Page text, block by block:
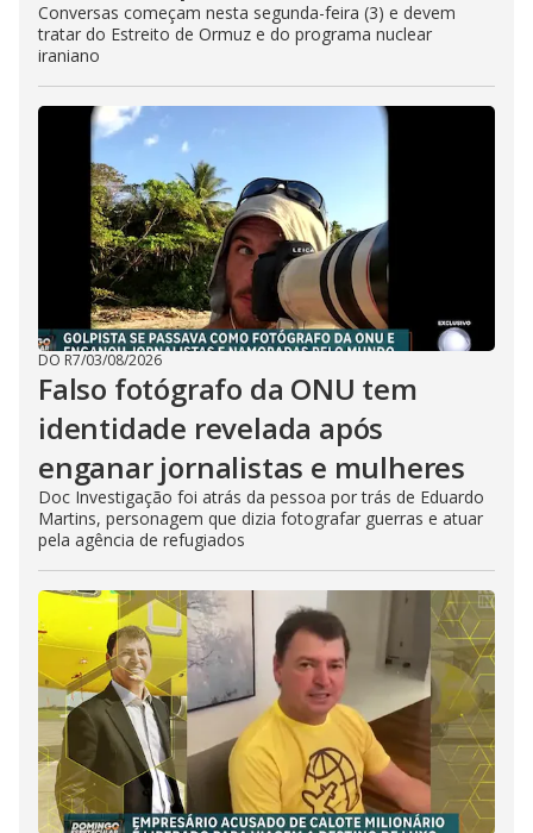
Conversas começam nesta segunda-feira (3) e devem
tratar do Estreito de Ormuz e do programa nuclear
iraniano
DO R7/03/08/2026
Falso fotógrafo da ONU tem
identidade revelada após
enganar jornalistas e mulheres
Doc Investigação foi atrás da pessoa por trás de Eduardo
Martins, personagem que dizia fotografar guerras e atuar
pela agência de refugiados